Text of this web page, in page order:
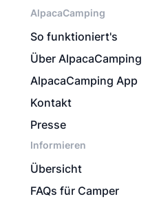
AlpacaCamping
So funktioniert's
Über AlpacaCamping
AlpacaCamping App
Kontakt
Presse
Informieren
Übersicht
FAQs für Camper